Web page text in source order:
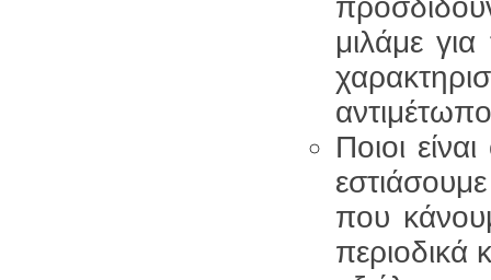
μιλάμε
Ποιοι
που
περιοδικά